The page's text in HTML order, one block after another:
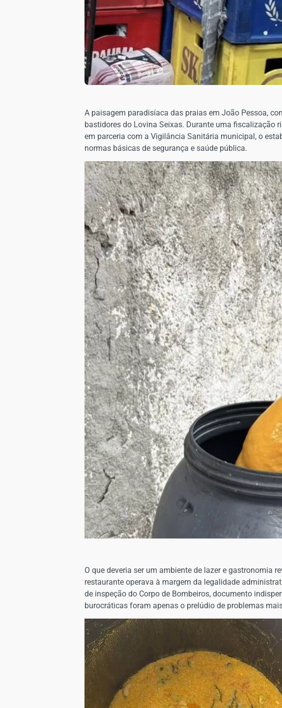
A paisagem paradisíaca das praias em João Pessoa,
bastidores do Lovina Seixas. Durante uma fiscalização
em parceria com a Vigilância Sanitária municipal, o
normas básicas de segurança e saúde pública.
O que deveria ser um ambiente de lazer e gastronomia
restaurante operava à margem da legalidade
de inspeção do Corpo de Bombeiros, documento
burocráticas foram apenas o prelúdio de problemas